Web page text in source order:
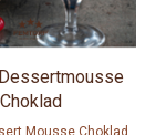
Choklad
Mousse Choklad